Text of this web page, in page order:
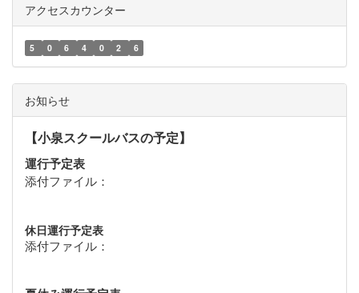
アクセスカウンター
5 0 6 4 0 2 6
お知らせ
【小泉スクールバスの予定】
運行予定表
添付ファイル：
休日運行予定表
添付ファイル：